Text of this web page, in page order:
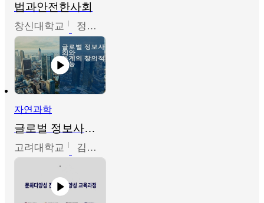
법과안전한사회
창신대학교 정연균
자연과학
글로벌 정보사회와 통계의 창의적 기능
고려대학교 김희영